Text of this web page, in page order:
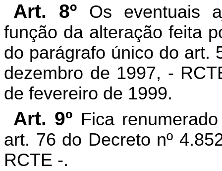
Art. 8º Os eventuais
função da alteração feita
do parágrafo único do art.
dezembro de 1997, -
de fevereiro de 1999.
Art. 9º Fica
art. 76 do Decreto nº
RCTE -.